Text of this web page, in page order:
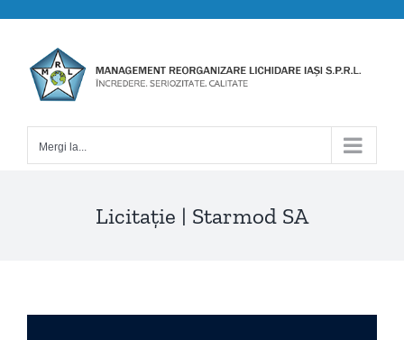
content
Mergi la...
Licitație | Starmod SA